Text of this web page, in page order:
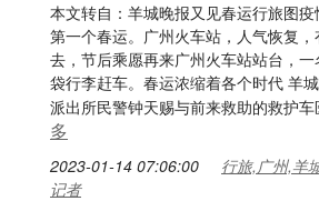
本文转自：羊城晚报又见春运行旅图
第一个春运。广州火车站，人气恢复
去，节后乘愿再来广州火车站站台，
袋行李赶车。春运浓缩着各个时代 羊
派出所民警钟天赐与前来救助的救护车
多
2023-01-14 07:06:00
行旅,广州,羊
记者